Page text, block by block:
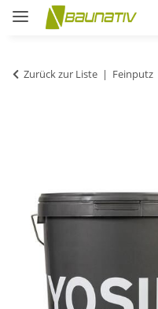
Zurück zur Liste Feinputz